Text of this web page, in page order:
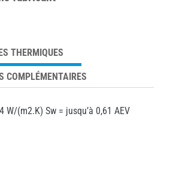
THERMIQUES
COMPLÉMENTAIRES
W/(m2.K) Sw = jusqu’à 0,61 AEV